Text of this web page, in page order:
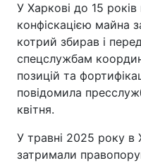
У Харкові до 15 років
конфіскацією майна
котрий збирав і
спецслужбам
позицій та
повідомила
квітня.
У травні 2025 року в
затримали